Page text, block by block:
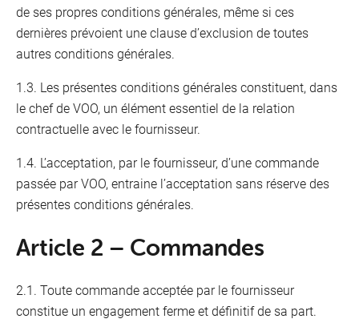
Details
Terms and conditions of purchase
Phishing
Responsible disclosure
Fixed Devices Manufacturers
de ses propres conditions générales, même si ces
dernières prévoient une clause d’exclusion de toutes
autres conditions générales.
1.3. Les présentes conditions générales constituent, dans
le chef de VOO, un élément essentiel de la relation
contractuelle avec le fournisseur.
1.4. L’acceptation, par le fournisseur, d’une commande
passée par VOO, entraine l’acceptation sans réserve des
présentes conditions générales.
Article 2 – Commandes
2.1. Toute commande acceptée par le fournisseur
constitue un engagement ferme et définitif de sa part.